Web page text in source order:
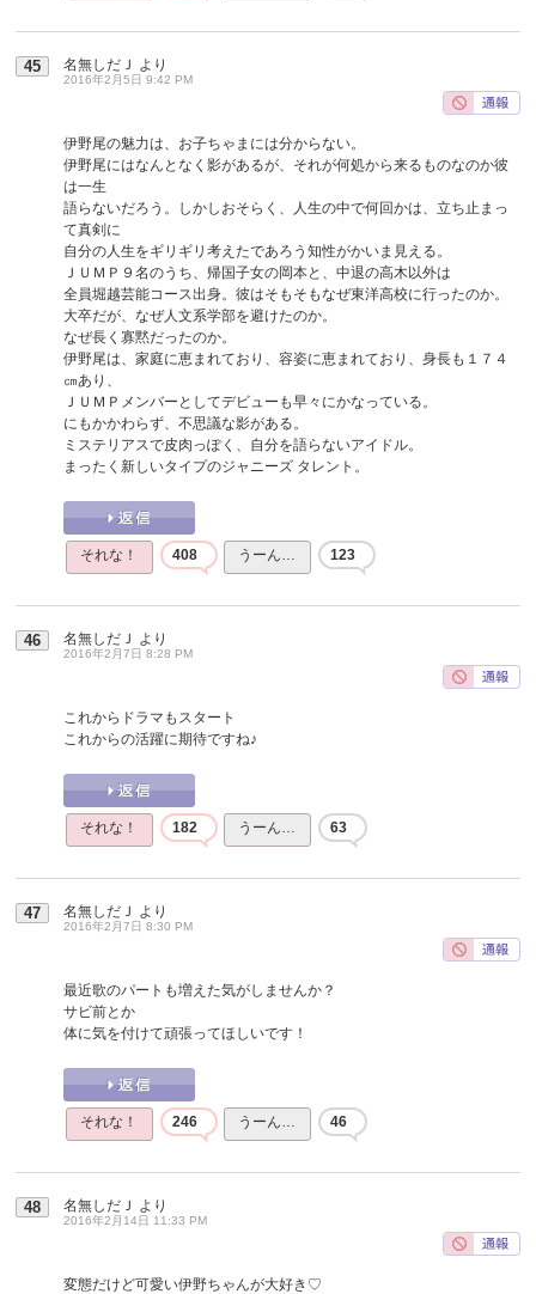
45 名無しだＪ より
2016年2月5日 9:42 PM
伊野尾の魅力は、お子ちゃまには分からない。
伊野尾にはなんとなく影があるが、それが何処から来るものなのか彼
は一生
語らないだろう。しかしおそらく、人生の中で何回かは、立ち止まっ
て真剣に
自分の人生をギリギリ考えたであろう知性がかいま見える。
ＪＵＭＰ９名のうち、帰国子女の岡本と、中退の高木以外は
全員堀越芸能コース出身。彼はそもそもなぜ東洋高校に行ったのか。
大卒だが、なぜ人文系学部を避けたのか。
なぜ長く寡黙だったのか。
伊野尾は、家庭に恵まれており、容姿に恵まれており、身長も１７４
㎝あり、
ＪＵＭＰメンバーとしてデビューも早々にかなっている。
にもかかわらず、不思議な影がある。
ミステリアスで皮肉っぽく、自分を語らないアイドル。
まったく新しいタイプのジャニーズ タレント。
それな！ 408 うーん… 123
46 名無しだＪ より
2016年2月7日 8:28 PM
これからドラマもスタート
これからの活躍に期待ですね♪
それな！ 182 うーん… 63
47 名無しだＪ より
2016年2月7日 8:30 PM
最近歌のパートも増えた気がしませんか？
サビ前とか
体に気を付けて頑張ってほしいです！
それな！ 246 うーん… 46
48 名無しだＪ より
2016年2月14日 11:33 PM
変態だけど可愛い伊野ちゃんが大好き♡